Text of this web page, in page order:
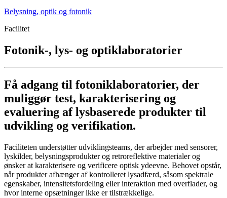
Belysning, optik og fotonik
Facilitet
Fotonik-, lys- og optiklaboratorier
Få adgang til fotoniklaboratorier, der
muliggør test, karakterisering og
evaluering af lysbaserede produkter til
udvikling og verifikation.
Faciliteten understøtter udviklingsteams, der arbejder med sensorer,
lyskilder, belysningsprodukter og retroreflektive materialer og
ønsker at karakterisere og verificere optisk ydeevne. Behovet opstår,
når produkter afhænger af kontrolleret lysadfærd, såsom spektrale
egenskaber, intensitetsfordeling eller interaktion med overflader, og
hvor interne opsætninger ikke er tilstrækkelige.